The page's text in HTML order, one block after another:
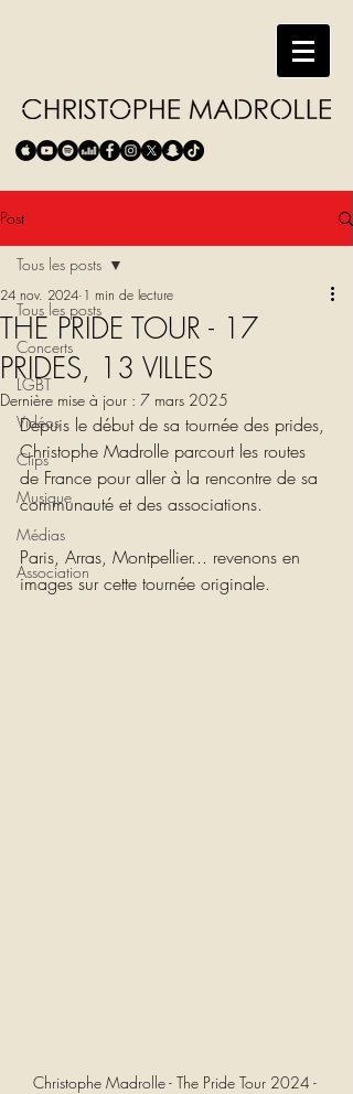
Post
Tous les posts
Concerts
LGBT
Vidéos
Clips
Musique
Médias
Association
Tous les posts
THE PRIDE TOUR - 17
PRIDES, 13 VILLES
24 nov. 2024 1 min de lecture
Dernière mise à jour : 7 mars 2025
Depuis le début de sa tournée des prides,
Christophe Madrolle parcourt les routes
de France pour aller à la rencontre de sa
communauté et des associations.
Paris, Arras, Montpellier... revenons en
images sur cette tournée originale.
Christophe Madrolle - The Pride Tour 2024 -